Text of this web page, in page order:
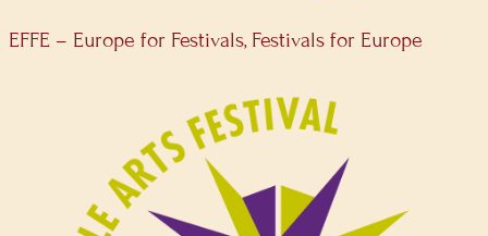
EFFE – Europe for Festivals, Festivals for Europe